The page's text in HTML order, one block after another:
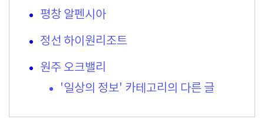
평창 알펜시아
정선 하이원리조트
원주 오크밸리
'일상의 정보' 카테고리의 다른 글